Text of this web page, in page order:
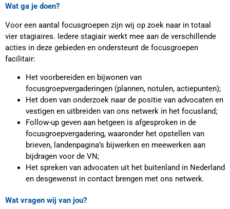
Wat ga je doen?
Voor een aantal focusgroepen zijn wij op zoek naar in totaal
vier stagiaires. Iedere stagiair werkt mee aan de verschillende
acties in deze gebieden en ondersteunt de focusgroepen
facilitair:
Het voorbereiden en bijwonen van
focusgroepvergaderingen (plannen, notulen, actiepunten);
Het doen van onderzoek naar de positie van advocaten en
vestigen en uitbreiden van ons netwerk in het focusland;
Follow-up geven aan hetgeen is afgesproken in de
focusgroepvergadering, waaronder het opstellen van
brieven, landenpagina’s bijwerken en meewerken aan
bijdragen voor de VN;
Het spreken van advocaten uit het buitenland in Nederland
en desgewenst in contact brengen met ons netwerk.
Wat vragen wij van jou?